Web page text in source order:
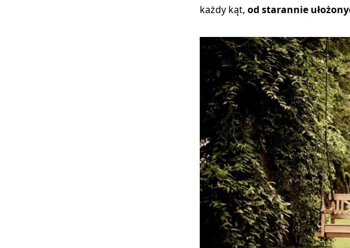
każdy kąt, od starannie